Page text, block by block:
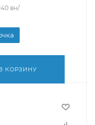
вн/
КОРЗИНУ